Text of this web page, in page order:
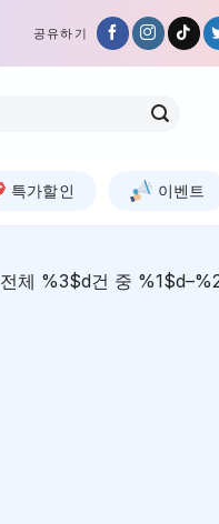
공유하기
특가할인 이벤트
전체 %3$d건 중